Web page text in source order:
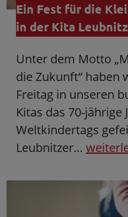
Ein Fest für die
in der Kita
Unter dem Motto
die Zukunft“ haben
Freitag in unseren
Kitas das 70-jährige
Weltkindertags
Leubnitzer…